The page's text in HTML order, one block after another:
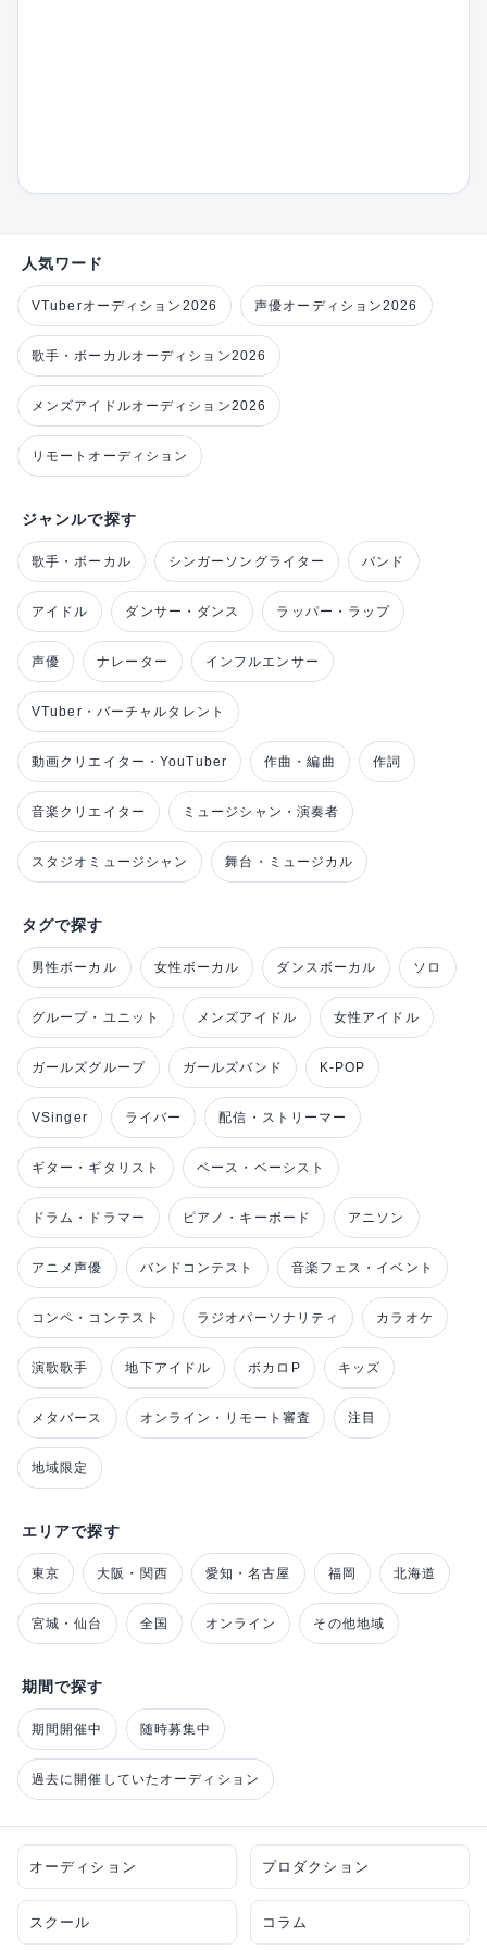
人気ワード
VTuberオーディション2026 声優オーディション2026
歌手・ボーカルオーディション2026
メンズアイドルオーディション2026
リモートオーディション
ジャンルで探す
歌手・ボーカル シンガーソングライター バンド
アイドル ダンサー・ダンス ラッパー・ラップ
声優 ナレーター インフルエンサー
VTuber・バーチャルタレント
動画クリエイター・YouTuber 作曲・編曲 作詞
音楽クリエイター ミュージシャン・演奏者
スタジオミュージシャン 舞台・ミュージカル
タグで探す
男性ボーカル 女性ボーカル ダンスボーカル ソロ
グループ・ユニット メンズアイドル 女性アイドル
ガールズグループ ガールズバンド K-POP
VSinger ライバー 配信・ストリーマー
ギター・ギタリスト ベース・ベーシスト
ドラム・ドラマー ピアノ・キーボード アニソン
アニメ声優 バンドコンテスト 音楽フェス・イベント
コンペ・コンテスト ラジオパーソナリティ カラオケ
演歌歌手 地下アイドル ボカロP キッズ
メタバース オンライン・リモート審査 注目
地域限定
エリアで探す
東京 大阪・関西 愛知・名古屋 福岡 北海道
宮城・仙台 全国 オンライン その他地域
期間で探す
期間開催中 随時募集中
過去に開催していたオーディション
オーディション プロダクション
スクール コラム